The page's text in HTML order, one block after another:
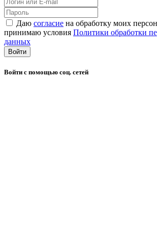
Даю согласие на обработку моих
принимаю условия Политики обработки
данных
Войти
Войти с помощью соц. сетей